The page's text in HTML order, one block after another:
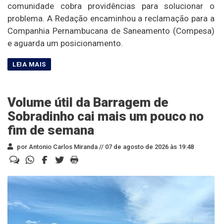
comunidade cobra providências para solucionar o
problema. A Redação encaminhou a reclamação para a
Companhia Pernambucana de Saneamento (Compesa)
e aguarda um posicionamento.
Volume útil da Barragem de
Sobradinho cai mais um pouco no
fim de semana
por Antonio Carlos Miranda // 07 de agosto de 2026 às 19:48